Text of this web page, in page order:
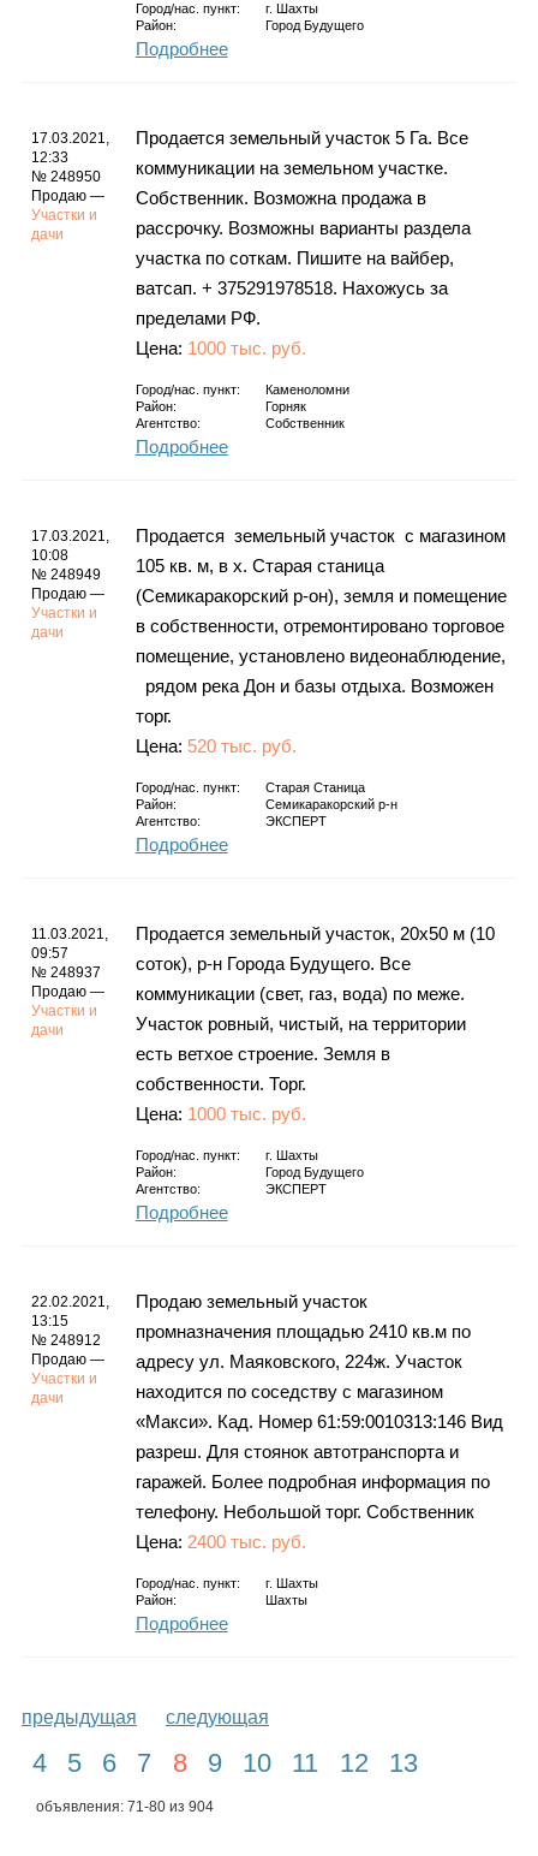
Город/нас. пункт: г.
Шахты
Район:
Город Будущего
Подробнее
17.03.2021,
12:33
№ 248950
Продаю —
Участки и
дачи
Продается земельный участок 5 Га. Все
коммуникации на земельном участке.
Собственник. Возможна продажа в
рассрочку. Возможны варианты раздела
участка по соткам. Пишите на вайбер,
ватсап. + 375291978518. Нахожусь за
пределами РФ.
Цена: 1000 тыс. руб.
Город/нас. пункт:
Каменоломни
Район:
Горняк
Агентство:
Собственник
Подробнее
17.03.2021,
10:08
№ 248949
Продаю —
Участки и
дачи
Продается земельный участок с магазином
105 кв. м, в х. Старая станица
(Семикаракорский р-он), земля и помещение
в собственности, отремонтировано торговое
помещение, установлено видеонаблюдение,
рядом река Дон и базы отдыха. Возможен
торг.
Цена: 520 тыс. руб.
Город/нас. пункт:
Старая Станица
Район:
Семикаракорский р-н
Агентство:
ЭКСПЕРТ
Подробнее
11.03.2021,
09:57
№ 248937
Продаю —
Участки и
дачи
Продается земельный участок, 20х50 м (10
соток), р-н Города Будущего. Все
коммуникации (свет, газ, вода) по меже.
Участок ровный, чистый, на территории
есть ветхое строение. Земля в
собственности. Торг.
Цена: 1000 тыс. руб.
Город/нас. пункт: г.
Шахты
Район:
Город Будущего
Агентство:
ЭКСПЕРТ
Подробнее
22.02.2021,
13:15
№ 248912
Продаю —
Участки и
дачи
Продаю земельный участок
промназначения площадью 2410 кв.м по
адресу ул. Маяковского, 224ж. Участок
находится по соседству с магазином
«Макси». Кад. Номер 61:59:0010313:146 Вид
разреш. Для стоянок автотранспорта и
гаражей. Более подробная информация по
телефону. Небольшой торг. Собственник
Цена: 2400 тыс. руб.
Город/нас. пункт: г.
Шахты
Район:
Шахты
Подробнее
предыдущая следующая
4 5 6 7 8 9 10 11 12 13
объявления: 71-80 из 904